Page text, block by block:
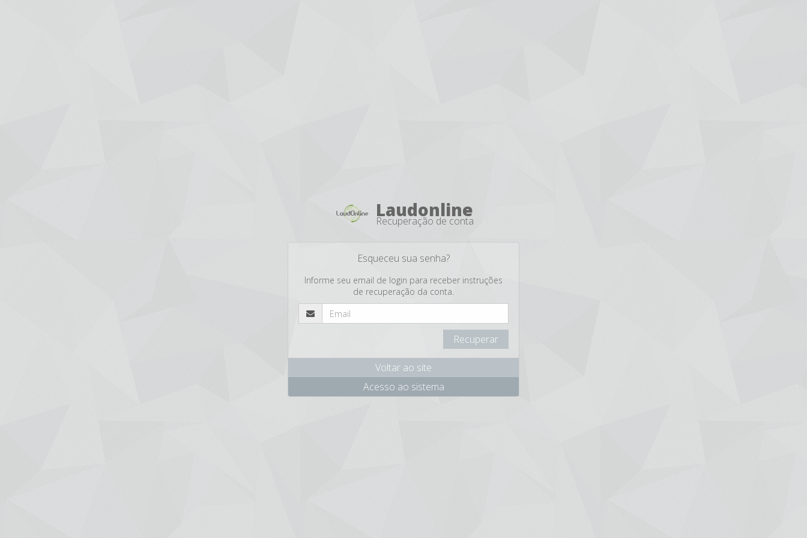
Laudonline
Recuperação de conta
Esqueceu sua senha?
Informe seu email de login para receber instruções
de recuperação da conta.
Voltar ao site
Acesso ao sistema